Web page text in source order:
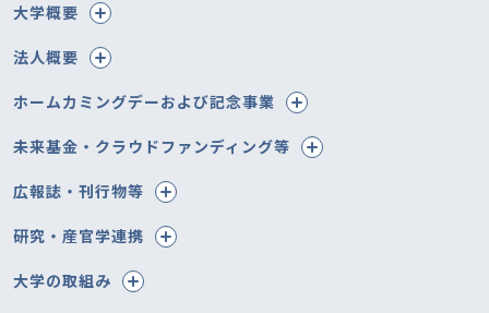
大学概要
法人概要
ホームカミングデーおよび記念事業
未来基金・クラウドファンディング等
広報誌・刊行物等
研究・産官学連携
大学の取組み